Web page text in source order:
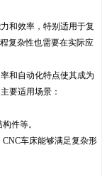
和效率，特别适用于复
复杂性也需要在实际应
和自动化特点使其成为
要适用场景：
件等。
车床能够满足复杂形